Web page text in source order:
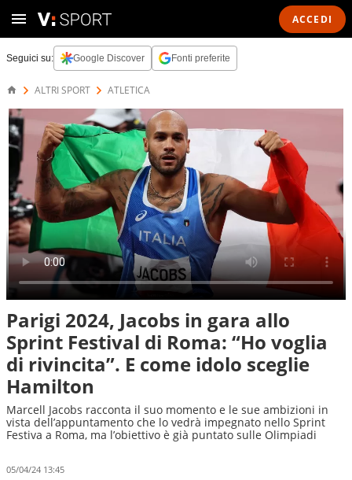
ACCEDI
Seguici su: Google Discover Fonti preferite
ALTRI SPORT ATLETICA
Parigi 2024, Jacobs in gara allo
Sprint Festival di Roma: “Ho voglia
di rivincita”. E come idolo sceglie
Hamilton
Marcell Jacobs racconta il suo momento e le sue ambizioni in
vista dell’appuntamento che lo vedrà impegnato nello Sprint
Festiva a Roma, ma l’obiettivo è già puntato sulle Olimpiadi
05/04/24 13:45